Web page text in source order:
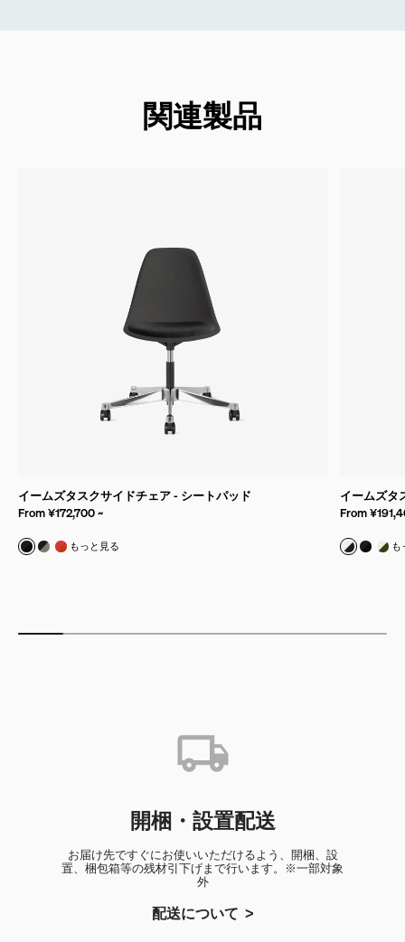
関連製品
イームズタスクサイドチェア - シートパッド
From ¥172,700 ~
ブラック & ホップサック ブラック
ブラック & チェッカー ブラック/ホワイト
レッドオレンジ & ホップサック オレンジ
もっと見る
イームズタ
From
ホワイト
ブラ
ホも
開梱・設置配送
お届け先ですぐにお使いいただけるよう、開梱、設
置、梱包箱等の残材引下げまで行います。※一部対象
外
配送について